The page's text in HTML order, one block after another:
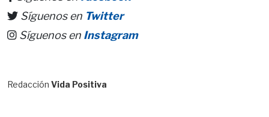
Síguenos en Twitter
Síguenos en Instagram
Redacción Vida Positiva